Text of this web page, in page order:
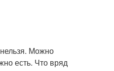
Можно
есть. Что вряд